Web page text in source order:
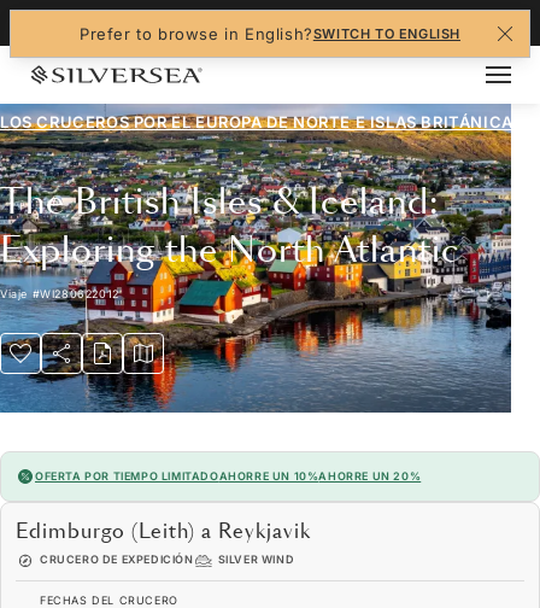
Prefer to browse in English?SWITCH TO ENGLISH
LOS CRUCEROS POR ELEUROPA DE NORTE E ISLAS BRITÁNICAS
The British Isles & Iceland:
Exploring the North Atlantic
Viaje #WI280622012
OFERTA POR TIEMPO LIMITADOAHORRE UN 10%AHORRE UN 20%
Edimburgo (Leith) a Reykjavik
CRUCERO DE EXPEDICIÓN SILVER WIND
FECHAS DEL CRUCERO